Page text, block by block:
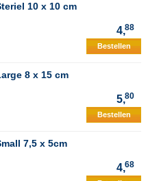
10 x 10 cm
4,88
Bestellen
8 x 15 cm
5,80
Bestellen
7,5 x 5cm
4,68